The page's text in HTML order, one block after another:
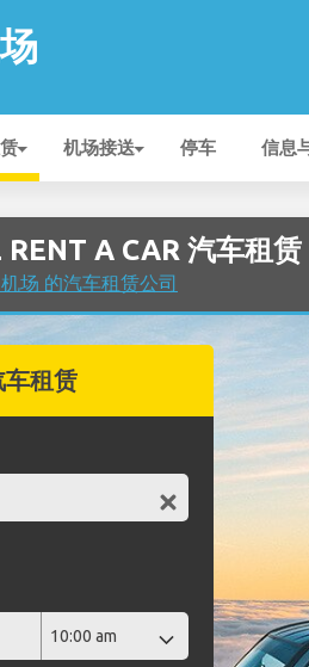
机场接送 停车 信息
A CAR 汽车租赁
场 的汽车租赁公司
车租赁